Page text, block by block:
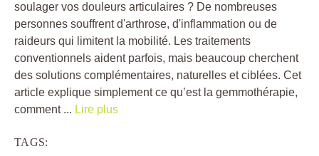
soulager vos douleurs articulaires ? De nombreuses
personnes souffrent d'arthrose, d'inflammation ou de
raideurs qui limitent la mobilité. Les traitements
conventionnels aident parfois, mais beaucoup cherchent
des solutions complémentaires, naturelles et ciblées. Cet
article explique simplement ce qu’est la gemmothérapie,
comment ... Lire plus
TAGS: